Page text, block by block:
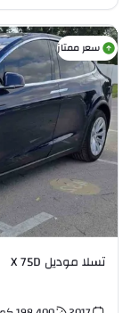
سعر ممتاز
تسلا موديل X 75D